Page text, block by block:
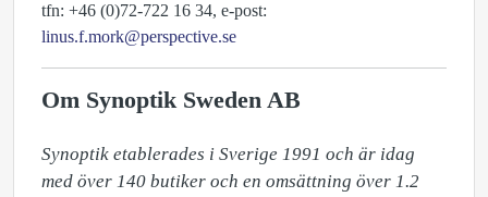
tfn: +46 (0)72-722 16 34, e-post:
linus.f.mork@perspective.se
Om Synoptik Sweden AB
Synoptik etablerades i Sverige 1991 och är idag
med över 140 butiker och en omsättning över 1.2